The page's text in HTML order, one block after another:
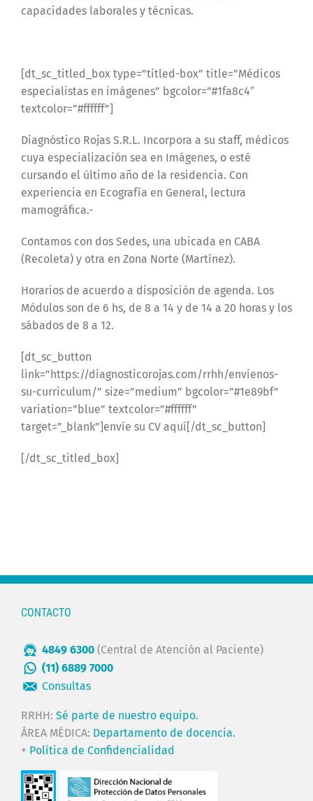
capacidades laborales y técnicas.
[dt_sc_titled_box type=”titled-box” title=”Médicos
especialistas en imágenes” bgcolor=”#1fa8c4″
textcolor=”#ffffff”]
Diagnóstico Rojas S.R.L. Incorpora a su staff, médicos
cuya especialización sea en Imágenes, o esté
cursando el último año de la residencia. Con
experiencia en Ecografía en General, lectura
mamográfica.-
Contamos con dos Sedes, una ubicada en CABA
(Recoleta) y otra en Zona Norte (Martínez).
Horarios de acuerdo a disposición de agenda. Los
Módulos son de 6 hs, de 8 a 14 y de 14 a 20 horas y los
sábados de 8 a 12.
[dt_sc_button
link=”https://diagnosticorojas.com/rrhh/envienos-
su-curriculum/” size=”medium” bgcolor=”#1e89bf”
variation=”blue” textcolor=”#ffffff”
target=”_blank”]envíe su CV aquí[/dt_sc_button]
[/dt_sc_titled_box]
CONTACTO
4849 6300 (Central de Atención al Paciente)
(11) 6889 7000
Consultas
RRHH: Sé parte de nuestro equipo.
ÁREA MÉDICA: Departamento de docencia.
+ Política de Confidencialidad